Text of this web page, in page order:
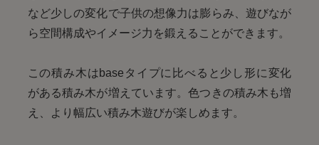
など少しの変化で子供の想像力は膨らみ、遊びなが
ら空間構成やイメージ力を鍛えることができます。
この積み木はbaseタイプに比べると少し形に変化
がある積み木が増えています。色つきの積み木も増
え、より幅広い積み木遊びが楽しめます。